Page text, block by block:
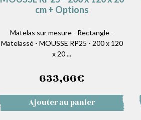
cm + Options
Matelas sur mesure - Rectangle -
Matelassé - MOUSSE RP25 - 200 x 120
x 20 ...
633,66€
Ajouter au panier